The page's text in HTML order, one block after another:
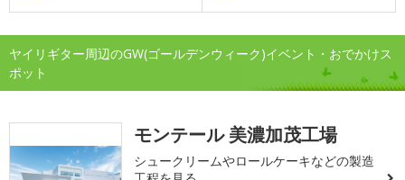
ヤイリギター周辺のGW(ゴールデンウィーク)イベント・おでかけス
ポット
モンテール 美濃加茂工場
シュークリームやロールケーキなどの製造